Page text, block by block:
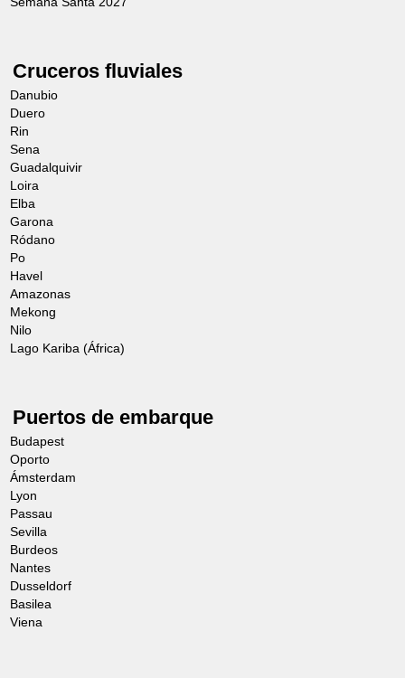
Cruceros fluviales
Danubio
Duero
Rin
Sena
Guadalquivir
Loira
Elba
Garona
Ródano
Po
Havel
Amazonas
Mekong
Nilo
Lago Kariba (África)
Puertos de embarque
Budapest
Oporto
Ámsterdam
Lyon
Passau
Sevilla
Burdeos
Nantes
Dusseldorf
Basilea
Viena